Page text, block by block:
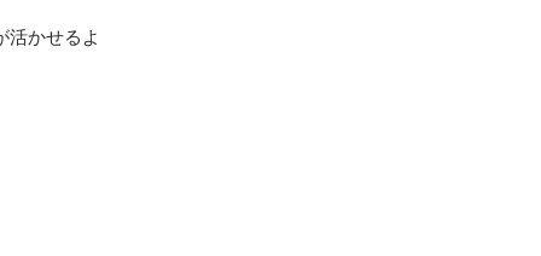
活かせるよ